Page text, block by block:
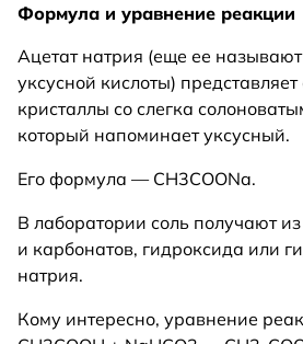
Формула и уравнение реакции
Ацетат натрия (еще ее
уксусной кислоты)
кристаллы со слегка
который напоминает уксусный.
Его формула — CH3COONa.
В лаборатории соль получают
и карбонатов, гидроксида или
натрия.
Кому интересно, уравнение